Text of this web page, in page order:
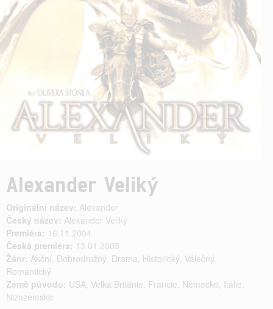
Alexander Veliký
Originální název: Alexander
Český název: Alexander Veliký
Premiéra: 16.11.2004
Česká premiéra: 13.01.2005
Žánr: Akční Dobrodružný Drama Historický Válečný
Romantický
Země původu: USA Velká Británie Francie Německo Itálie
Nizozemsko